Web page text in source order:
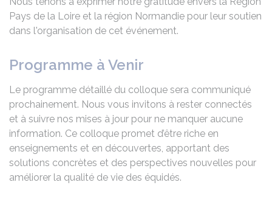
Pays de la Loire et la région Normandie pour leur soutien
dans l'organisation de cet événement.
Programme à Venir
Le programme détaillé du colloque sera communiqué
prochainement. Nous vous invitons à rester connectés
et à suivre nos mises à jour pour ne manquer aucune
information. Ce colloque promet d’être riche en
enseignements et en découvertes, apportant des
solutions concrètes et des perspectives nouvelles pour
améliorer la qualité de vie des équidés.